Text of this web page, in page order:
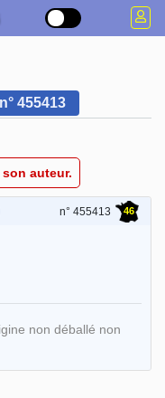
455413
auteur.
n° 455413 46
non déballé non